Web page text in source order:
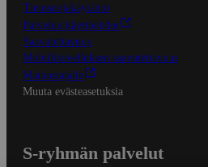
Tietosuojakäytäntö
Palvelun käyttöehdot
Saavutettavuus
Mobiilisovelluksen saavutettavuus
Mainostajalle
Muuta evästeasetuksia
S-ryhmän palvelut